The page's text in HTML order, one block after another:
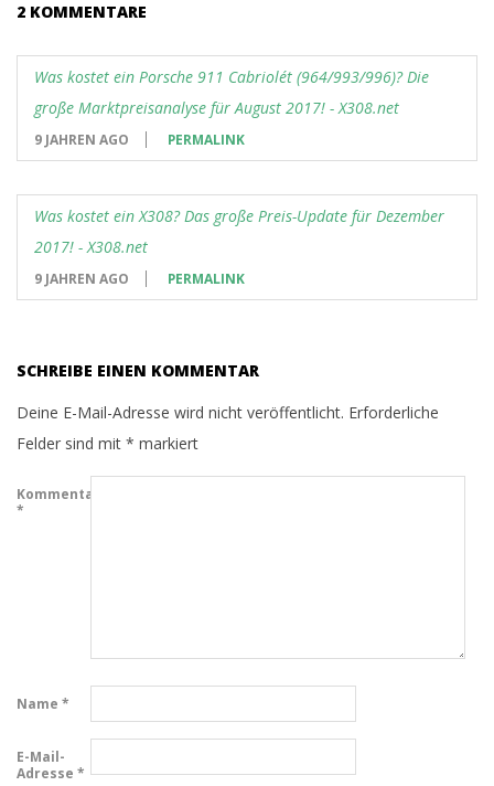
2 KOMMENTARE
Was kostet ein Porsche 911 Cabriolét (964/993/996)? Die
große Marktpreisanalyse für August 2017! - X308.net
9 JAHREN AGO PERMALINK
Was kostet ein X308? Das große Preis-Update für Dezember
2017! - X308.net
9 JAHREN AGO PERMALINK
SCHREIBE EINEN KOMMENTAR
Deine E-Mail-Adresse wird nicht veröffentlicht. Erforderliche
Felder sind mit * markiert
Kommentar
*
Name *
E-Mail-
Adresse *